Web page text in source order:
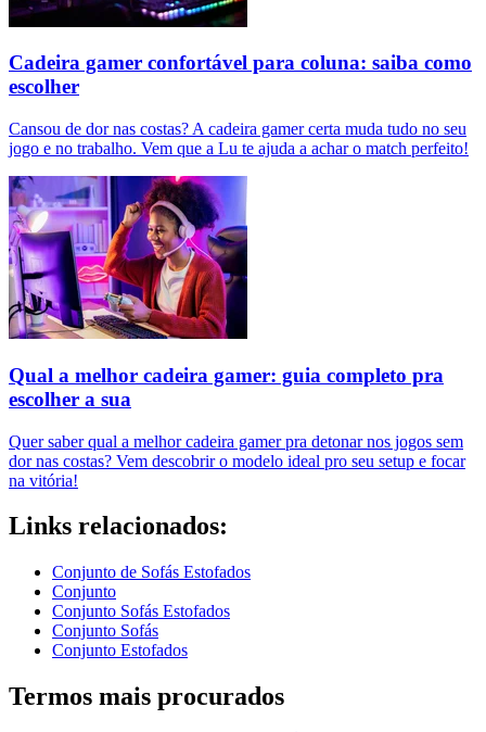
Cadeira gamer confortável para coluna: saiba como
escolher
Cansou de dor nas costas? A cadeira gamer certa muda tudo no seu
jogo e no trabalho. Vem que a Lu te ajuda a achar o match perfeito!
Qual a melhor cadeira gamer: guia completo pra
escolher a sua
Quer saber qual a melhor cadeira gamer pra detonar nos jogos sem
dor nas costas? Vem descobrir o modelo ideal pro seu setup e focar
na vitória!
Links relacionados:
Conjunto de Sofás Estofados
Conjunto
Conjunto Sofás Estofados
Conjunto Sofás
Conjunto Estofados
Termos mais procurados